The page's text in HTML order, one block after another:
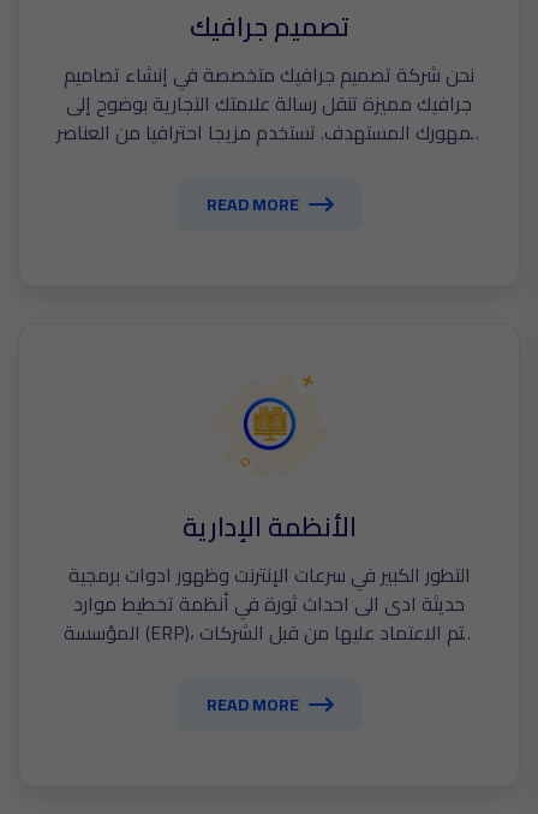
تصميم جرافيك
نحن شركة تصميم جرافيك متخصصة في إنشاء تصاميم
جرافيك مميزة تنقل رسالة علامتك التجارية بوضوح إلى
جمهورك المستهدف. تستخدم مزيجا احترافيا من العناصر
مع التركيز على الجانب الجمالي لتصميماتنا لضمان جذب
الانتباه.
READ MORE
الأنظمة الإدارية
التطور الكبير في سرعات الإنترنت وظهور ادوات برمجية
حديثة ادى الى احداث ثورة في أنظمة تخطيط موارد
المؤسسة (ERP)، وتم الاعتماد عليها من قبل الشركات
READ MORE